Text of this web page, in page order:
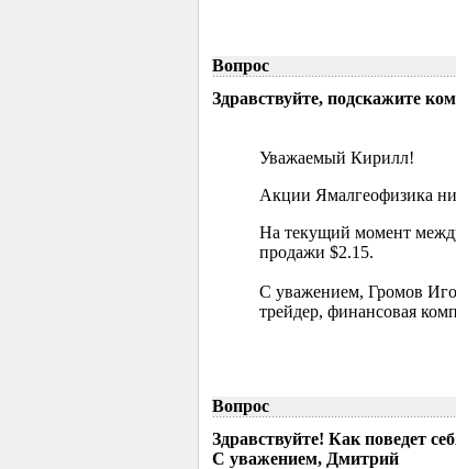
Вопрос
Здравствуйте, подскажите
Уважаемый Кирилл!
Акции Ямалгеофизика
На текущий момент
продажи $2.15.
С уважением, Громов
трейдер, финансовая
Вопрос
Здравствуйте! Как поведет
С уважением, Дмитрий